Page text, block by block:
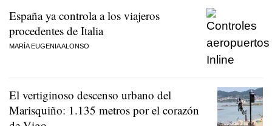
España ya controla a los viajeros
procedentes de Italia
MARÍA EUGENIA ALONSO
El vertiginoso descenso urbano del
Marisquiño: 1.135 metros por el corazón